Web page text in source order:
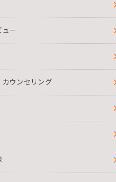
ュー
カウンセリング